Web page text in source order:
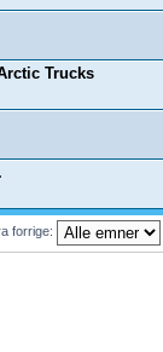
Trucks
forrige: